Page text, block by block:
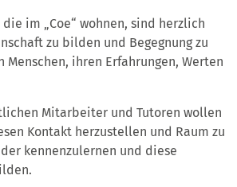
im „Coe“ wohnen, sind herzlich
zu bilden und Begegnung zu
Menschen, ihren Erfahrungen, Werten
Mitarbeiter und Tutoren wollen
Kontakt herzustellen und Raum zu
kennenzulernen und diese